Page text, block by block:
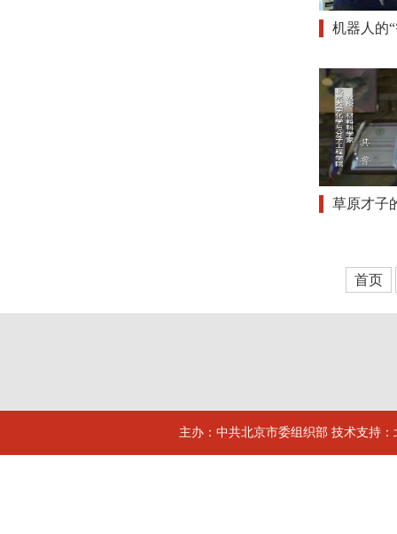
机器人的
草原才子
首页
主办：中共北京市委组织部 技术支持